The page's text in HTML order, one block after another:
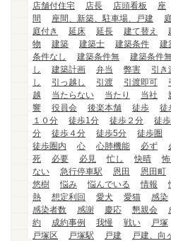
店舗付住宅
店長 店頭看板
座
間
座間、新築、駐車場、戸建
庭
庭付き
延床 延長 建て替え
物
建築 建築士 建築条件
建
条件なし
建築条件無
建築条件
し
建築計画 弁当 弊害
引き
し
引っ越し 引渡 引渡即可
越
当たらない 当たり 当社
響
役員会 後楽本舗 徒歩
徒
１０分
徒歩1分 徒歩２分
徒
分
徒歩４分 徒歩5分
徒歩圏
徒歩圏内
心 心肺機能 必ず
死
必要 必見 忙し 快晴
怖
ない
急行停車駅 恩田
恩田町
悠樹
悩み 悩んでいる 情報
熱
想定利回 愛犬 愛猫
感染
感染者数
感謝 慶応 懇親会
約
成約事例 我慢 戦い
戸塚
戸塚区
戸塚駅 戸建
戸建、向